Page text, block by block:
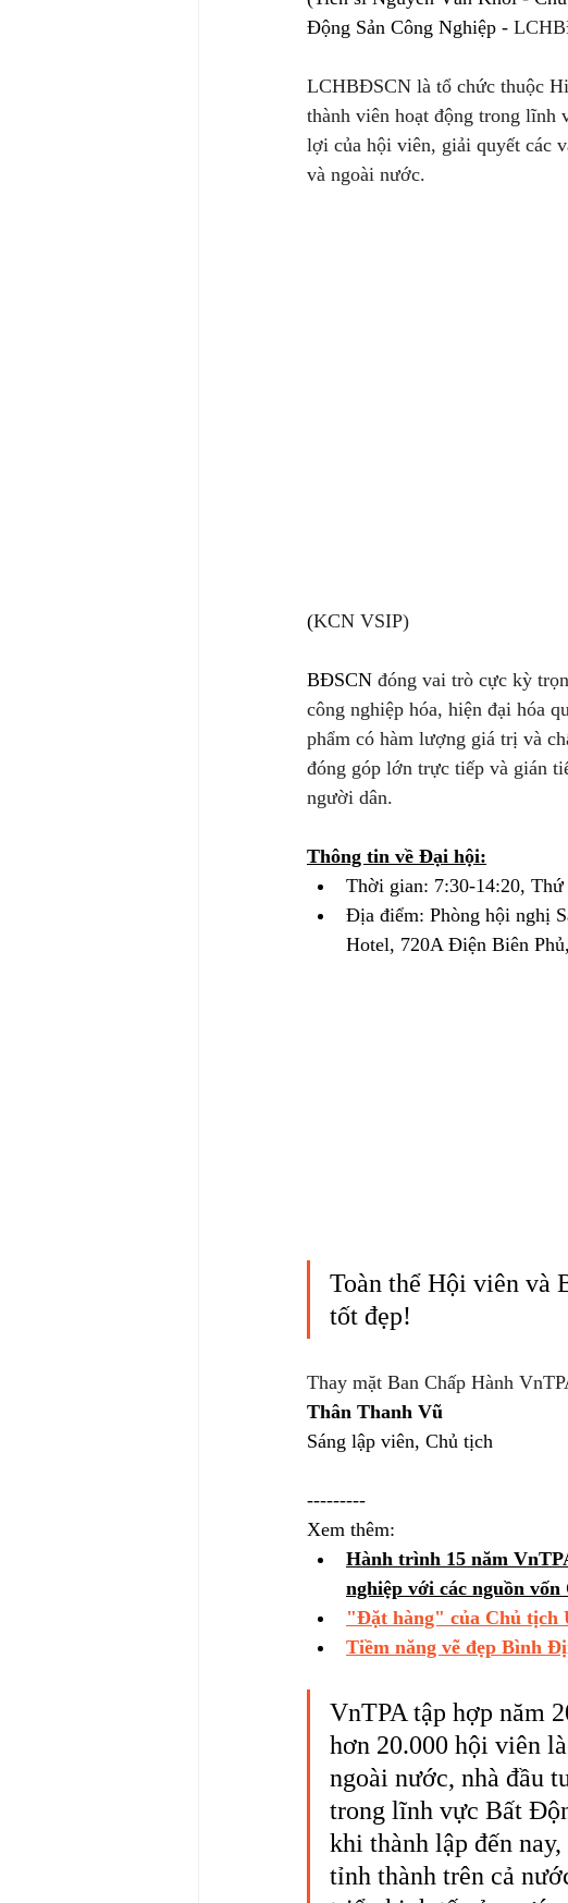
Động Sản Công Nghiệp -
LCHBĐSCN là tổ chức thuộc
thành viên hoạt động trong lĩnh
lợi của hội viên, giải quyết các
và ngoài nước.
(KCN VSIP)
BĐSCN đóng vai trò cực kỳ
công nghiệp hóa, hiện đại hóa
phẩm có hàm lượng giá trị và
đóng góp lớn trực tiếp và gián
người dân.
Thông tin về Đại hội:
Thời gian: 7:30-14:20,
Địa điểm: Phòng hội nghị
Hotel, 720A Điện Biên
Toàn thể Hội viên và
tốt đẹp!
Thay mặt Ban Chấp Hành
Thân Thanh Vũ
Sáng lập viên, Chủ tịch
---------
Xem thêm:
Hành trình 15 năm
nghiệp với các nguồn
"Đặt hàng" của Chủ tịch
Tiềm năng vẽ đẹp Bình
VnTPA tập hợp năm
hơn 20.000 hội viên
ngoài nước, nhà đầu
trong lĩnh vực Bất
khi thành lập đến
tỉnh thành trên cả